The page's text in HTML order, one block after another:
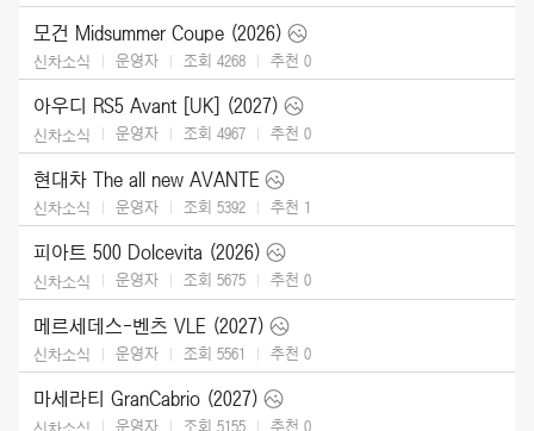
모건 Midsummer Coupe (2026)
신차소식 운영자 조회 4268 추천 0
아우디 RS5 Avant [UK] (2027)
신차소식 운영자 조회 4967 추천 0
현대차 The all new AVANTE
신차소식 운영자 조회 5392 추천 1
피아트 500 Dolcevita (2026)
신차소식 운영자 조회 5675 추천 0
메르세데스-벤츠 VLE (2027)
신차소식 운영자 조회 5561 추천 0
마세라티 GranCabrio (2027)
운영자 조회 5155 추천 0